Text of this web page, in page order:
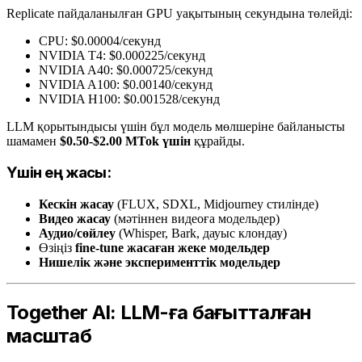
Replicate пайдаланылған GPU уақытының секундына төлейді:
CPU: $0.00004/секунд
NVIDIA T4: $0.000225/секунд
NVIDIA A40: $0.000725/секунд
NVIDIA A100: $0.00140/секунд
NVIDIA H100: $0.001528/секунд
LLM қорытындысы үшін бұл модель мөлшеріне байланысты
шамамен $0.50-$2.00 MTok үшін құрайды.
Үшін ең жақсы:
Кескін жасау (FLUX, SDXL, Midjourney стилінде)
Видео жасау (мәтіннен видеоға модельдер)
Аудио/сөйлеу (Whisper, Bark, дауыс клондау)
Өзіңіз fine-tune жасаған жеке модельдер
Нишелік және эксперименттік модельдер
Together AI: LLM-ға бағытталған
масштаб